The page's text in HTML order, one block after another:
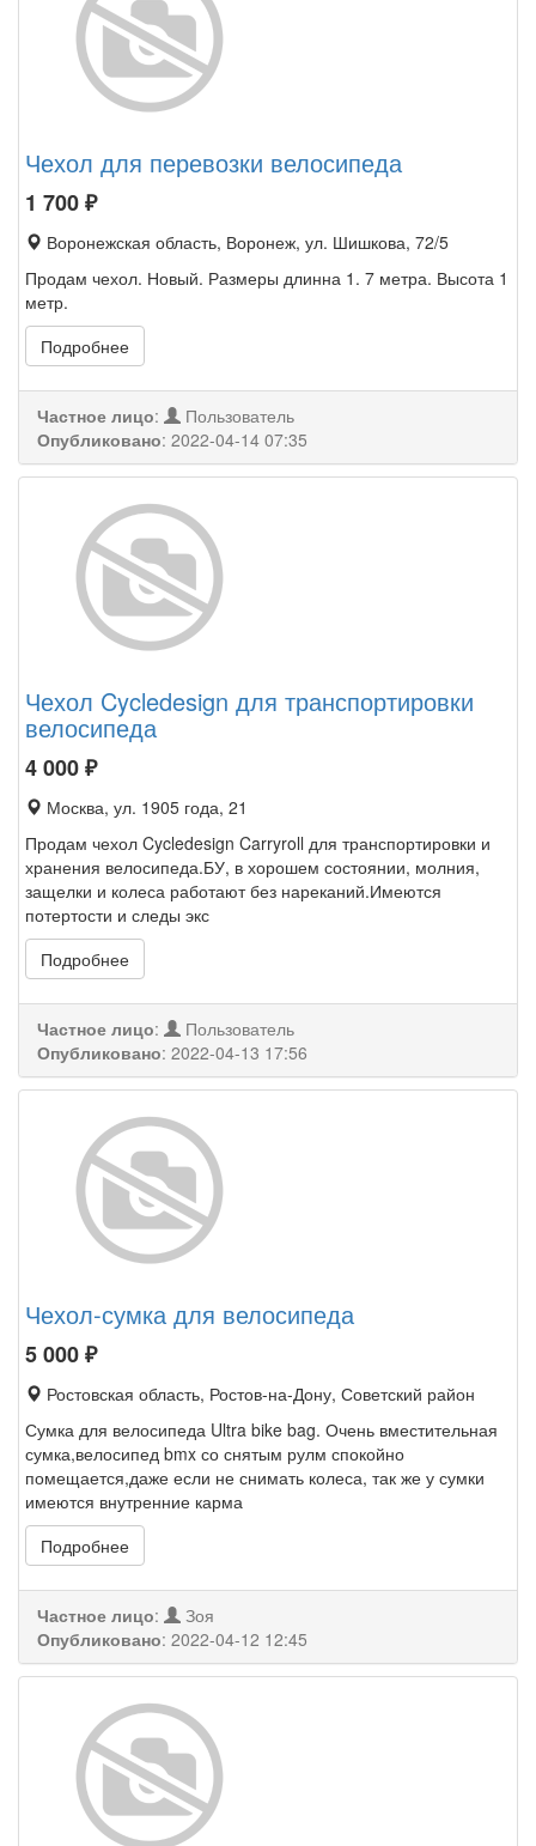
Чехол для перевозки велосипеда
1 700₽
Воронежская область, Воронеж, ул. Шишкова, 72/5
Продам чехол. Новый. Размеры длинна 1. 7 метра. Высота 1
метр.
Подробнее
Частное лицо:
Пользователь
Опубликовано: 2022-04-14 07:35
Чехол Cycledesign для транспортировки
велосипеда
4 000₽
Москва, ул. 1905 года, 21
Продам чехол Cycledesign Carryroll для транспортировки и
хранения велосипеда.БУ, в хорошем состоянии, молния,
защелки и колеса работают без нареканий.Имеются
потертости и следы экс
Подробнее
Частное лицо:
Пользователь
Опубликовано: 2022-04-13 17:56
Чехол-сумка для велосипеда
5 000₽
Ростовская область, Ростов-на-Дону, Советский район
Сумка для велосипеда Ultra bike bag. Очень вместительная
сумка,велосипед bmx со снятым рулм спокойно
помещается,даже если не снимать колеса, так же у сумки
имеются внутренние карма
Подробнее
Частное лицо:
Зоя
Опубликовано: 2022-04-12 12:45